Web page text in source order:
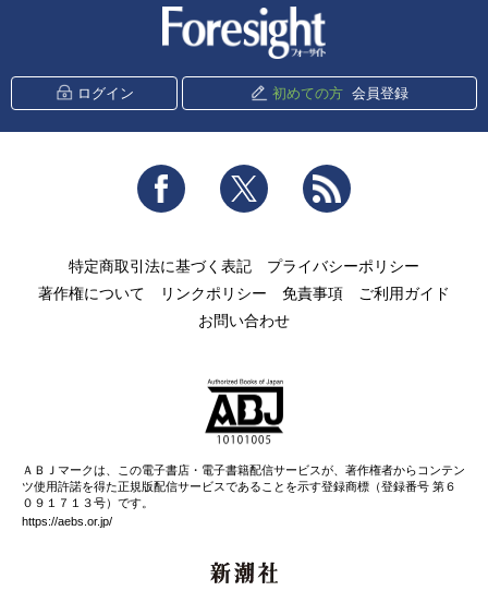
ログイン 初めての方 会員登録
Facebook Twitter
特定商取引法に基づく表記
プライバシーポリシー
著作権について
リンクポリシー 免責事項
ご利用ガイド
お問い合わせ
ＡＢＪマークは、この電子書店・電子書籍配信サービスが、著作権者からコンテン
ツ使用許諾を得た正規版配信サービスであることを示す登録商標（登録番号 第６
０９１７１３号）です。
https://aebs.or.jp/